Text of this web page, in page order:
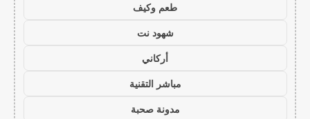
طعم وكيف
شهود نت
أركاني
مباشر التقنية
مدونة صحبة